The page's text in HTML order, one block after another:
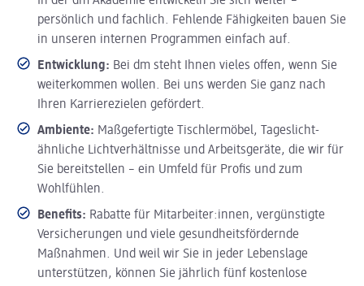
persönlich und fachlich. Fehlende Fähigkeiten bauen Sie
in unseren internen Programmen einfach auf.
Entwicklung: Bei dm steht Ihnen vieles offen, wenn Sie
weiterkommen wollen. Bei uns werden Sie ganz nach
Ihren Karrierezielen gefördert.
Ambiente: Maßgefertigte Tischlermöbel, Tageslicht-
ähnliche Lichtverhältnisse und Arbeitsgeräte, die wir für
Sie bereitstellen – ein Umfeld für Profis und zum
Wohlfühlen.
Benefits: Rabatte für Mitarbeiter:innen, vergünstigte
Versicherungen und viele gesundheitsfördernde
Maßnahmen. Und weil wir Sie in jeder Lebenslage
unterstützen, können Sie jährlich fünf kostenlose